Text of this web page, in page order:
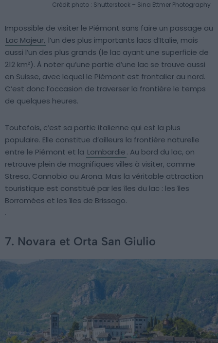
Crédit photo : Shutterstock – Sina Ettmer Photography
Impossible de visiter le Piémont sans faire un passage au
Lac Majeur, l’un des plus importants lacs d’Italie, mais
aussi l’un des plus grands (le lac ayant une superficie de
212 km²). À noter qu’une partie d’une lac se trouve aussi
en Suisse, avec lequel le Piémont est frontalier au nord.
C’est donc l’occasion de traverser la frontière le temps
de quelques heures.
Toutefois, c’est sa partie italienne qui est la plus
populaire. Elle constitue d’ailleurs la frontière naturelle
entre le Piémont et la Lombardie. Au bord du lac, on
retrouve plein de magnifiques villes à visiter, comme
Stresa, Cannobio ou Arona. Mais la véritable attraction
touristique est constitué par les îles du lac : les îles
Borromées et les îles de Brissago.
.
7. Novara et Orta San Giulio